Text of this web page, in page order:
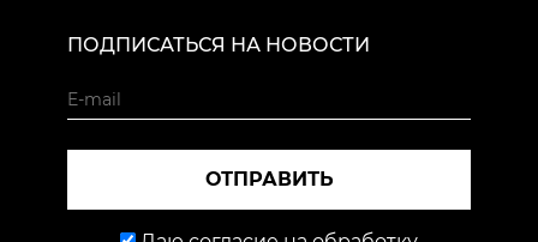
ПОДПИСАТЬСЯ НА НОВОСТИ
ОТПРАВИТЬ